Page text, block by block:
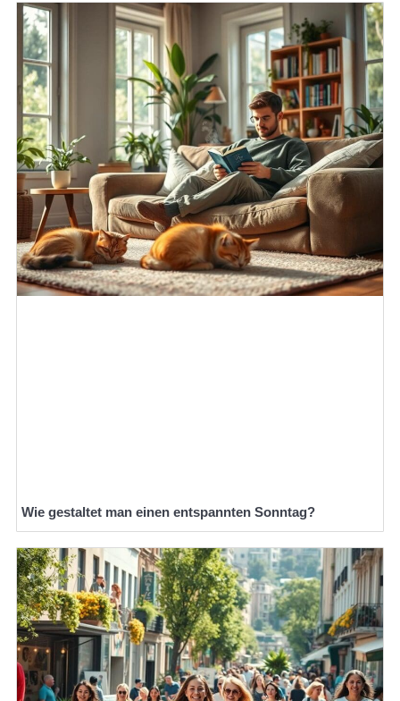
Wie gestaltet man einen entspannten Sonntag?